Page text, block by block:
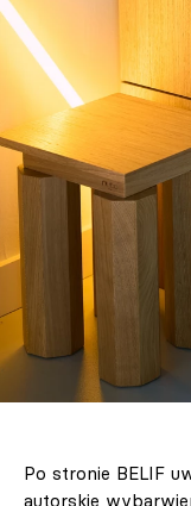
Po stronie BELIF
autorskie